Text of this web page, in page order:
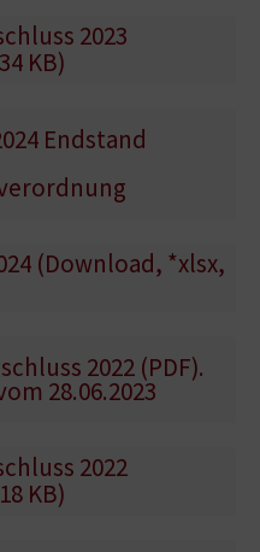
2023
KB)
Endstand
(Download, *xlsx,
2022 (PDF).
28.06.2023
2022
KB)